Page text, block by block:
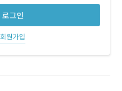
로그인
회원가입